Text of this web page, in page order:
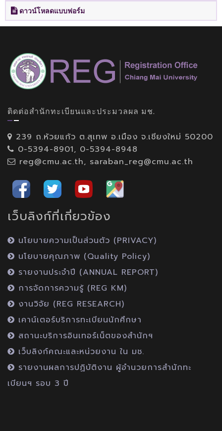
ดาวน์โหลดแบบฟอร์ม
ติดต่อสำนักทะเบียนและประมวลผล มช.
239 ถ.ห้วยแก้ว ต.สุเทพ อ.เมือง จ.เชียงใหม่ 50200
0-5394-8901, 0-5394-8948
reg@cmu.ac.th, saraban_reg@cmu.ac.th
เว็บลิงก์ที่เกี่ยวข้อง
นโยบายความเป็นส่วนตัว (PRIVACY)
นโยบายคุณภาพ (Quality Policy)
รายงานประจำปี (ANNUAL REPORT)
การจัดการความรู้ (REG KM)
งานวิจัย (REG RESEARCH)
เคาน์เตอร์บริการทะเบียนนักศึกษา
สถานะบริการอินเทอร์เน็ตของสำนักฯ
เว็บลิงก์คณะและหน่วยงาน ใน มช.
รายงานผลการปฏิบัติงาน ผู้อำนวยการสำนักทะ
เบียนฯ รอบ 3 ปี